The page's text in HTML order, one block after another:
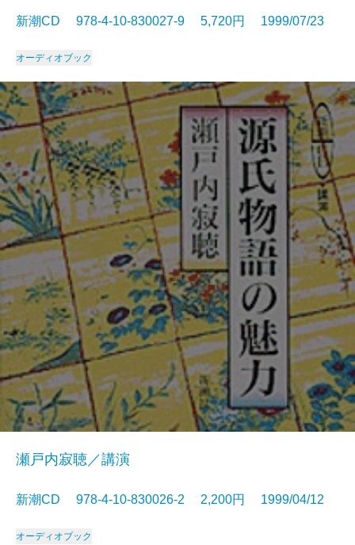
新潮CD 978-4-10-830027-9 5,720円 1999/07/23
オーディオブック
瀬戸内寂聴／講演
新潮CD 978-4-10-830026-2 2,200円 1999/04/12
オーディオブック